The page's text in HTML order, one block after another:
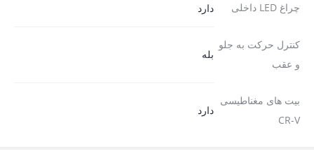
چراغ LED داخلی دارد
کنترل حرکت به جلو
و عقب
بله
بیت های مغناطیسی
CR-V
دارد